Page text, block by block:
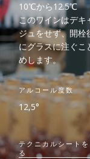
10℃から12.5℃
このワインはデキ
ジュをせず、開栓
にグラスに注ぐこ
めします。
アルコール度数
12,5°
テクニカルシート
る